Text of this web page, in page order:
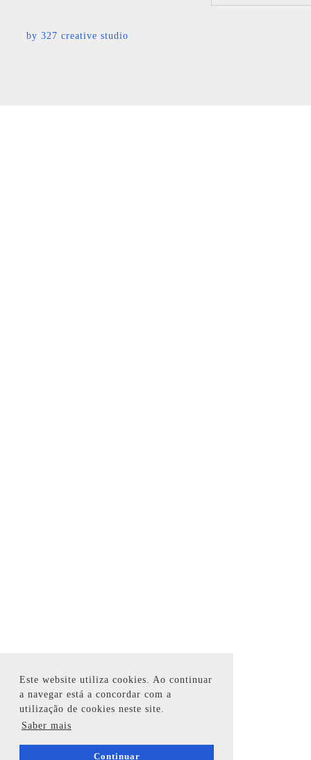
Este website utiliza cookies. Ao continuar
a navegar está a concordar com a
utilização de cookies neste site.
Saber mais
Continuar
by 327 creative studio